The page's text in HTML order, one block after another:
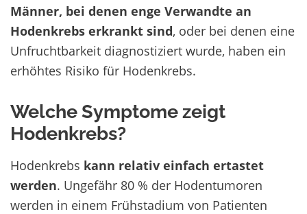
Männer, bei denen enge Verwandte an
Hodenkrebs erkrankt sind, oder bei denen eine
Unfruchtbarkeit diagnostiziert wurde, haben ein
erhöhtes Risiko für Hodenkrebs.
Welche Symptome zeigt
Hodenkrebs?
Hodenkrebs kann relativ einfach ertastet
werden. Ungefähr 80 % der Hodentumoren
werden in einem Frühstadium von Patienten